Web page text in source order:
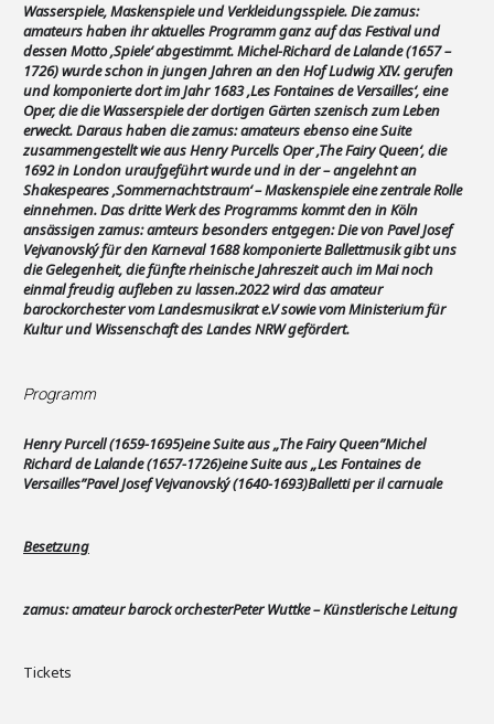
Wasserspiele, Maskenspiele und Verkleidungsspiele. Die zamus:
amateurs haben ihr aktuelles Programm ganz auf das Festival und
dessen Motto ‚Spiele‘ abgestimmt. Michel-Richard de Lalande (1657 –
1726) wurde schon in jungen Jahren an den Hof Ludwig XIV. gerufen
und komponierte dort im Jahr 1683 ‚Les Fontaines de Versailles‘, eine
Oper, die die Wasserspiele der dortigen Gärten szenisch zum Leben
erweckt. Daraus haben die zamus: amateurs ebenso eine Suite
zusammengestellt wie aus Henry Purcells Oper ‚The Fairy Queen‘, die
1692 in London uraufgeführt wurde und in der – angelehnt an
Shakespeares ‚Sommernachtstraum‘ – Maskenspiele eine zentrale Rolle
einnehmen. Das dritte Werk des Programms kommt den in Köln
ansässigen zamus: amteurs besonders entgegen: Die von Pavel Josef
Vejvanovský für den Karneval 1688 komponierte Ballettmusik gibt uns
die Gelegenheit, die fünfte rheinische Jahreszeit auch im Mai noch
einmal freudig aufleben zu lassen.2022 wird das amateur
barockorchester vom Landesmusikrat e.V sowie vom Ministerium für
Kultur und Wissenschaft des Landes NRW gefördert.
Programm
Henry Purcell (1659-1695)eine Suite aus „The Fairy Queen”Michel
Richard de Lalande (1657-1726)eine Suite aus „Les Fontaines de
Versailles”Pavel Josef Vejvanovský (1640-1693)Balletti per il carnuale
Besetzung
zamus: amateur barock orchesterPeter Wuttke – Künstlerische Leitung
Tickets